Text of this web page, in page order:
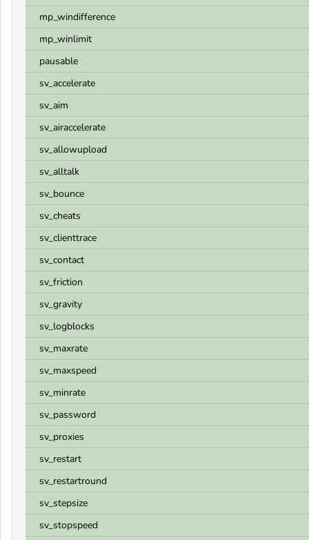
mp_windifference
mp_winlimit
pausable
sv_accelerate
sv_aim
sv_airaccelerate
sv_allowupload
sv_alltalk
sv_bounce
sv_cheats
sv_clienttrace
sv_contact
sv_friction
sv_gravity
sv_logblocks
sv_maxrate
sv_maxspeed
sv_minrate
sv_password
sv_proxies
sv_restart
sv_restartround
sv_stepsize
sv_stopspeed